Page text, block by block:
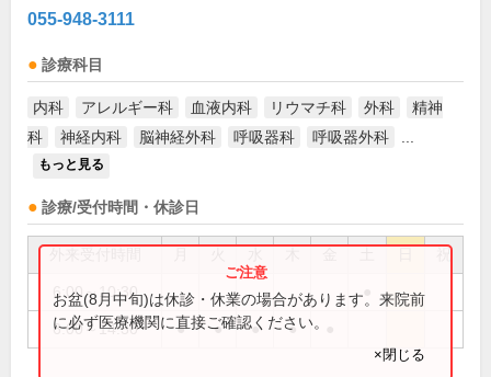
055-948-3111
診療科目
内科 アレルギー科 血液内科 リウマチ科 外科
精神
科
神経内科 脳神経外科 呼吸器科 呼吸器外科
もっと見る
診療/受付時間・休診日
祝
6:00～10:30
6:00～14:30 ● ● ● ●
お盆(8月中旬)は休診・休業の場合があります。来院前
に必ず医療機関に直接ご確認ください。
×閉じる